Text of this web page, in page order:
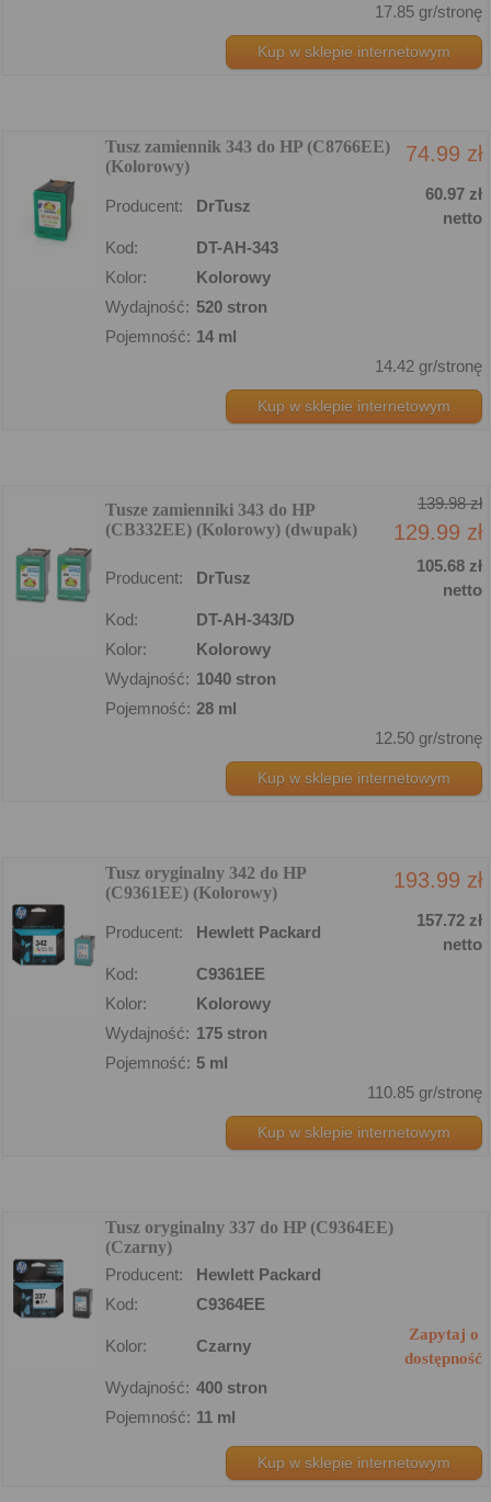
17.85 gr/stronę
Kup w sklepie internetowym
Tusz zamiennik 343 do HP (C8766EE)
(Kolorowy)
74.99 zł
Producent: DrTusz
60.97 zł
netto
Kod:
DT-AH-343
Kolor:
Kolorowy
Wydajność: 520 stron
Pojemność: 14 ml
14.42 gr/stronę
Kup w sklepie internetowym
Tusze zamienniki 343 do HP
(CB332EE) (Kolorowy) (dwupak)
139.98 zł
129.99 zł
Producent: DrTusz
105.68 zł
netto
Kod:
DT-AH-343/D
Kolor:
Kolorowy
Wydajność: 1040 stron
Pojemność: 28 ml
12.50 gr/stronę
Kup w sklepie internetowym
Tusz oryginalny 342 do HP
(C9361EE) (Kolorowy)
193.99 zł
Producent: Hewlett Packard
157.72 zł
netto
Kod:
C9361EE
Kolor:
Kolorowy
Wydajność: 175 stron
Pojemność: 5 ml
110.85 gr/stronę
Kup w sklepie internetowym
Tusz oryginalny 337 do HP (C9364EE)
(Czarny)
Producent:
Hewlett Packard
Kod:
C9364EE
Kolor: Czarny
Zapytaj o
dostępność
Wydajność: 400 stron
Pojemność: 11 ml
Kup w sklepie internetowym